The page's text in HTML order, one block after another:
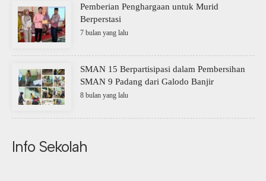
Pemberian Penghargaan untuk Murid
Berperstasi
7 bulan yang lalu
SMAN 15 Berpartisipasi dalam Pembersihan
SMAN 9 Padang dari Galodo Banjir
8 bulan yang lalu
Info Sekolah